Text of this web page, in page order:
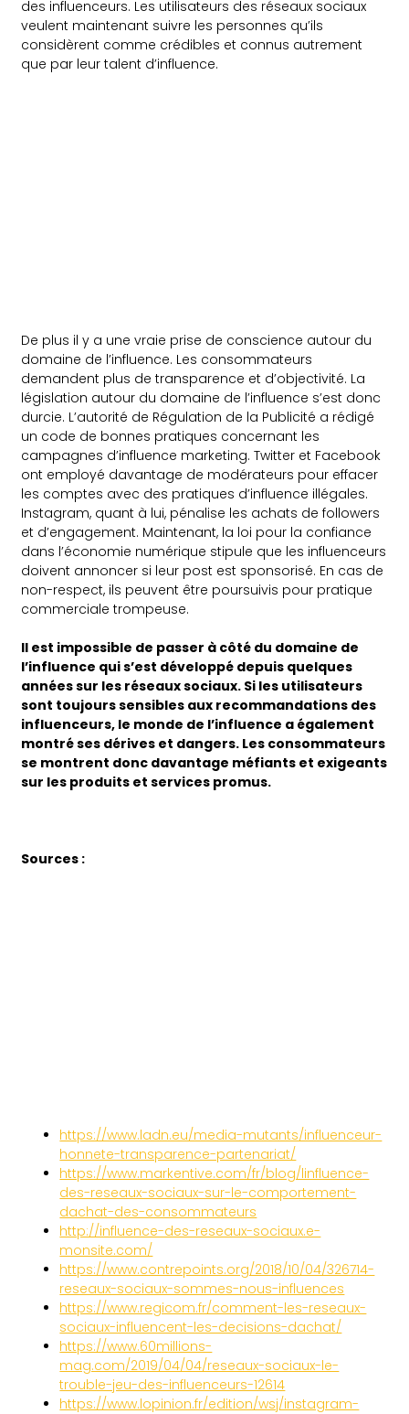
des influenceurs. Les utilisateurs des réseaux sociaux
veulent maintenant suivre les personnes qu’ils
considèrent comme crédibles et connus autrement
que par leur talent d’influence.
De plus il y a une vraie prise de conscience autour du
domaine de l’influence. Les consommateurs
demandent plus de transparence et d’objectivité. La
législation autour du domaine de l’influence s’est donc
durcie. L’autorité de Régulation de la Publicité a rédigé
un code de bonnes pratiques concernant les
campagnes d’influence marketing. Twitter et Facebook
ont employé davantage de modérateurs pour effacer
les comptes avec des pratiques d’influence illégales.
Instagram, quant à lui, pénalise les achats de followers
et d’engagement. Maintenant, la loi pour la confiance
dans l’économie numérique stipule que les influenceurs
doivent annoncer si leur post est sponsorisé. En cas de
non-respect, ils peuvent être poursuivis pour pratique
commerciale trompeuse.
Il est impossible de passer à côté du domaine de
l’influence qui s’est développé depuis quelques
années sur les réseaux sociaux. Si les utilisateurs
sont toujours sensibles aux recommandations des
influenceurs, le monde de l’influence a également
montré ses dérives et dangers. Les consommateurs
se montrent donc davantage méfiants et exigeants
sur les produits et services promus.
Sources :
https://www.ladn.eu/media-mutants/influenceur-
honnete-transparence-partenariat/
https://www.markentive.com/fr/blog/linfluence-
des-reseaux-sociaux-sur-le-comportement-
dachat-des-consommateurs
http://influence-des-reseaux-sociaux.e-
monsite.com/
https://www.contrepoints.org/2018/10/04/326714-
reseaux-sociaux-sommes-nous-influences
https://www.regicom.fr/comment-les-reseaux-
sociaux-influencent-les-decisions-dachat/
https://www.60millions-
mag.com/2019/04/04/reseaux-sociaux-le-
trouble-jeu-des-influenceurs-12614
https://www.lopinion.fr/edition/wsj/instagram-